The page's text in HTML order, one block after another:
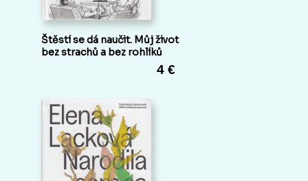
Štěstí se dá naučit. Můj život
bez strachů a bez rohlíků
4 €